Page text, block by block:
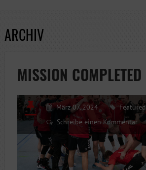
ARCHIV
MISSION COMPLETED
März 07, 2024 Featured
Schreibe einen Kommentar